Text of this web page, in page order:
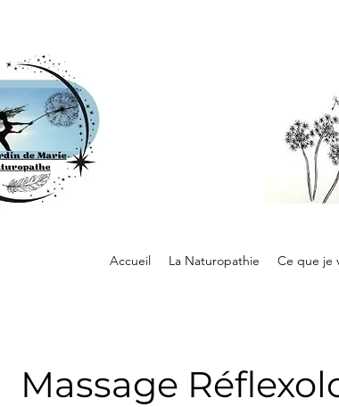
Accueil La Naturopathie Ce que je
Massage